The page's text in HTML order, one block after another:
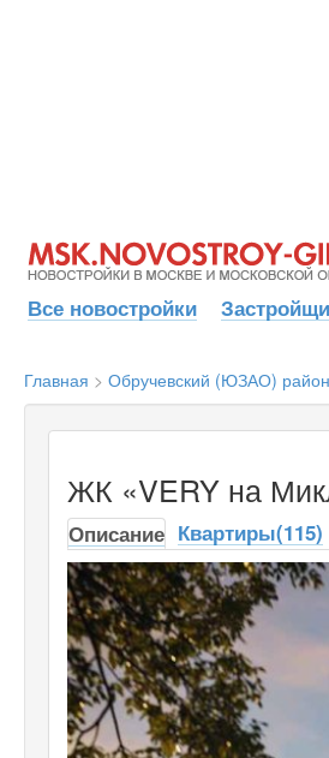
Все новостройки
Главная > Обручевский (ЮЗАО) район
ЖК «VERY на
Описание Квартиры(115)